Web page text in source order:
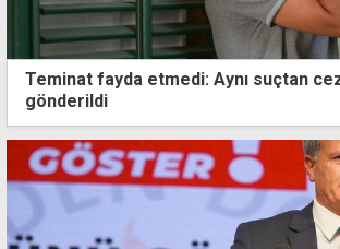
Teminat fayda etmedi: Aynı suçtan
gönderildi